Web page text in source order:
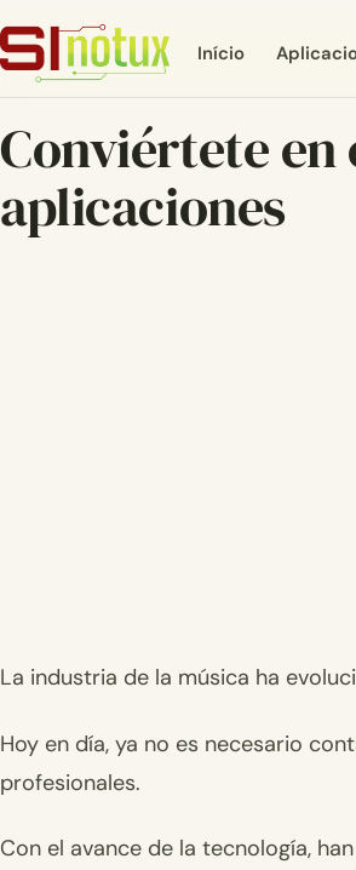
Início
Conviértete en
aplicaciones
La industria de la música ha
Hoy en día, ya no es necesario
profesionales.
Con el avance de la tecnología,